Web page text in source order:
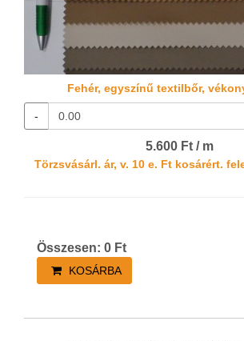
Fehér, egyszínű textilbőr,
-
5.600 Ft / m
Törzsvásárl. ár, v. 10 e. Ft kosárért.
Összesen: 0 Ft
KOSÁRBA